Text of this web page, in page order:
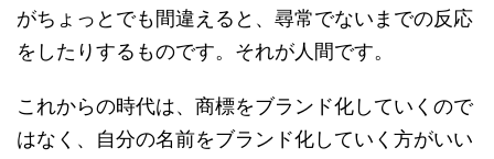
がちょっとでも間違えると、尋常でないまでの反応
をしたりするものです。それが人間です。
これからの時代は、商標をブランド化していくので
はなく、自分の名前をブランド化していく方がいい